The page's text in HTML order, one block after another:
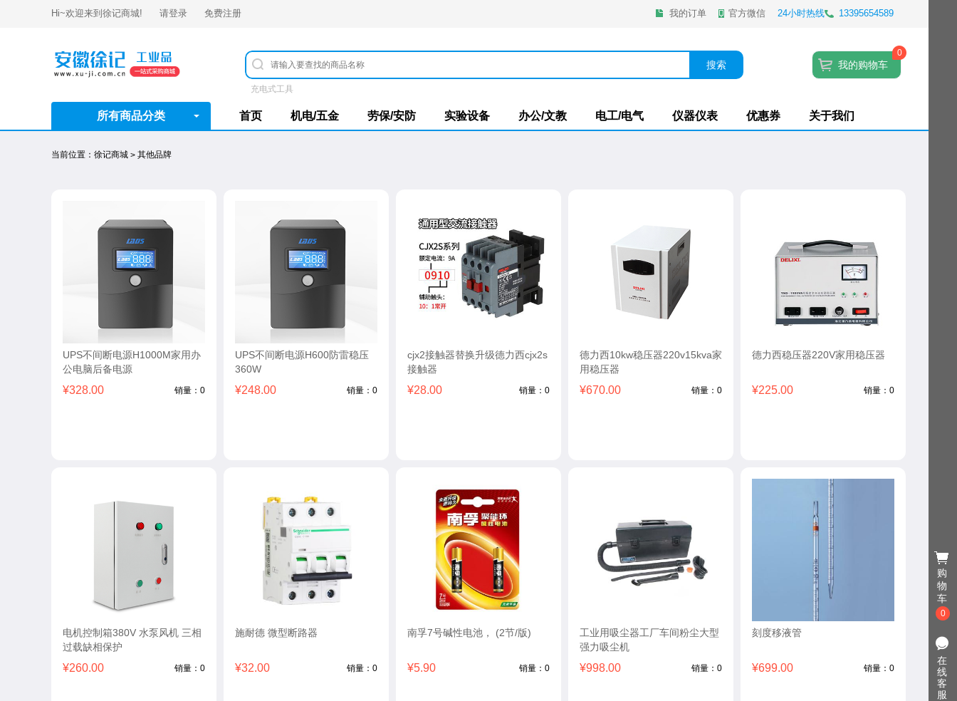
Hi~欢迎来到 徐记商城! 请登录 免费注册 我的订单 官方微信 24小时热线 13395654589
搜索
充电式工具
我的购物车
0
所有商品分类 首页 机电/五金 劳保/安防 实验设备 办公/文教 电工/电气 仪器仪表 优惠券 关于我们
当前位置： 徐记商城 > 其他品牌
UPS不间断电源H1000M家用办
公电脑后备电源
¥328.00 销量：0
UPS不间断电源H600防雷稳压
360W
¥248.00 销量：0
cjx2接触器替换升级德力西cjx2s
接触器
¥28.00 销量：0
德力西10kw稳压器220v15kva家
用稳压器
¥670.00 销量：0
德力西稳压器220V家用稳压器
¥225.00 销量：0
电机控制箱380V 水泵风机 三相
过载缺相保护
¥260.00 销量：0
施耐德 微型断路器
¥32.00 销量：0
南孚7号碱性电池， (2节/版)
¥5.90 销量：0
工业用吸尘器工厂车间粉尘大型
强力吸尘机
¥998.00 销量：0
刻度移液管
¥699.00 销量：0
购
物
车
0
在
线
客
服